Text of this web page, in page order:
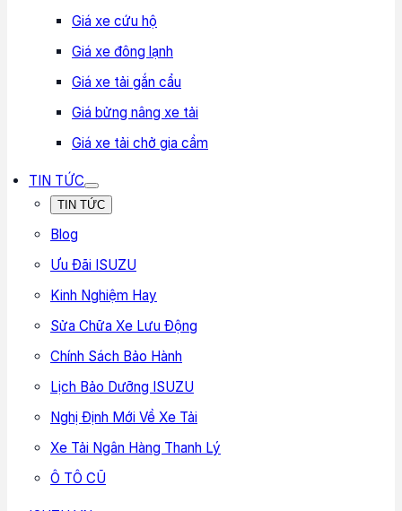
Giá xe cứu hộ
Giá xe đông lạnh
Giá xe tải gắn cẩu
Giá bửng nâng xe tải
Giá xe tải chở gia cầm
TIN TỨC
TIN TỨC
Blog
Ưu Đãi ISUZU
Kinh Nghiệm Hay
Sửa Chữa Xe Lưu Động
Chính Sách Bảo Hành
Lịch Bảo Dưỡng ISUZU
Nghị Định Mới Về Xe Tải
Xe Tải Ngân Hàng Thanh Lý
Ô TÔ CŨ